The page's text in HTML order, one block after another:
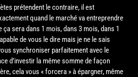
prétendent le contraire, il est
quand le marché va entreprendre
sera dans 1 mois, dans 3 mois, dans 1
de vous le dire mais je ne le sais
synchroniser parfaitement avec le
d’investir la même somme de façon
cela vous « forcera » à épargner, même